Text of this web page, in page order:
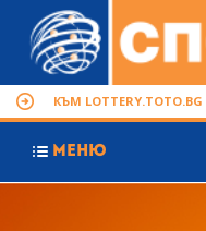
КЪМ LOTTERY.TOTO.BG
МЕНЮ